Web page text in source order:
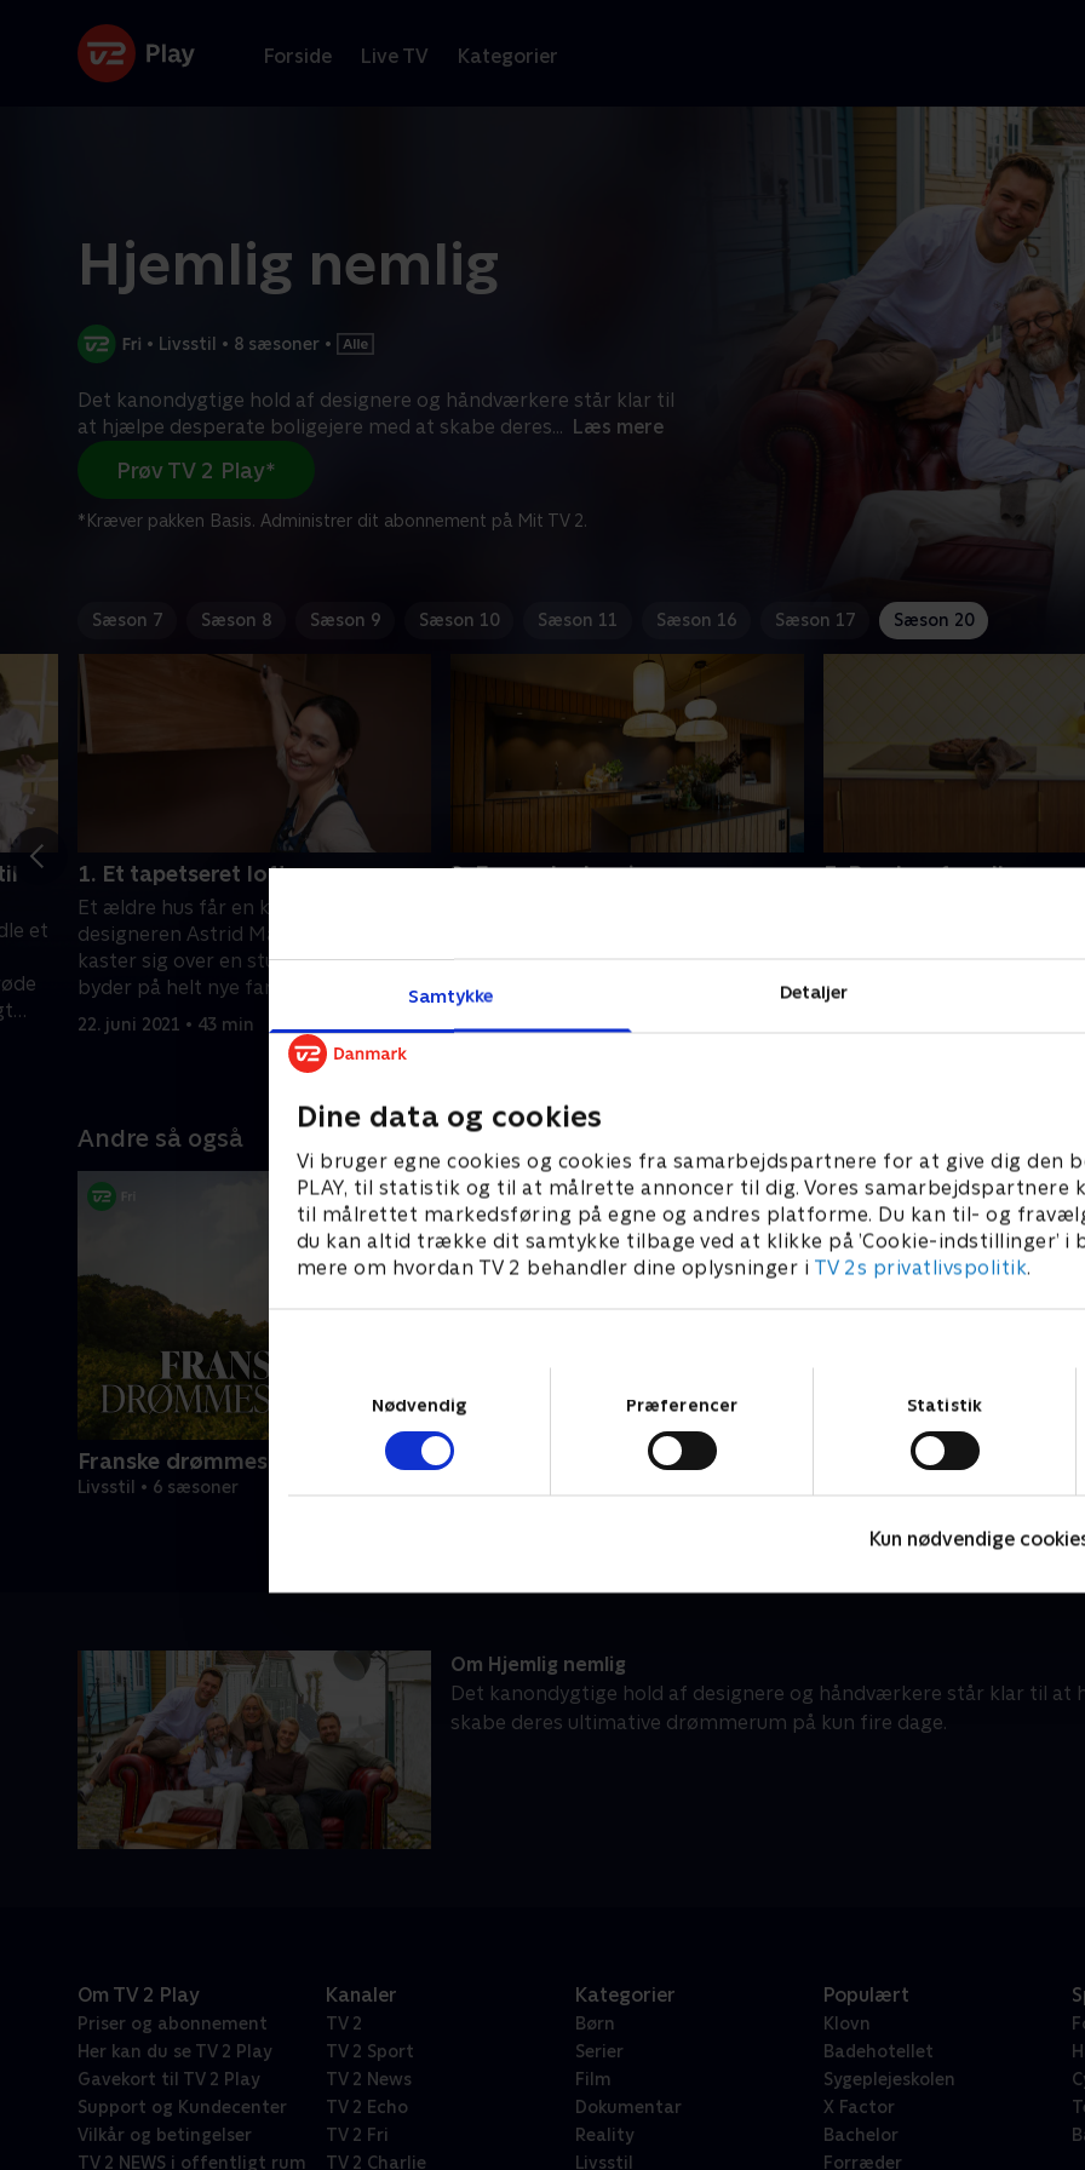
Samtykke Detaljer
Dine data og cookies
Vi bruger egne cookies og cookies fra samarbejdspartnere for at give dig den
PLAY, til statistik og til at målrette annoncer til dig. Vores samarbejdspartnere
til målrettet markedsføring på egne og andres platforme. Du kan til- og
du kan altid trække dit samtykke tilbage ved at klikke på ’Cookie-indstillinger’ i
mere om hvordan TV 2 behandler dine oplysninger i TV 2s privatlivspolitik.
Nødvendig
Præferencer Statistik
Kun nødvendige
Forside Live TV Kategorier
Hjemlig nemlig
• Livsstil • 8 sæsoner •
Det kanondygtige hold af designere og håndværkere står klar til
at hjælpe desperate boligejere med at skabe deres... Læs mere
Prøv TV 2 Play*
*Kræver pakken Basis. Administrer dit abonnement på Mit TV 2.
Sæson 7 Sæson 8 Sæson 9 Sæson 10 Sæson 11 Sæson 16 Sæson 17 Sæson 20
et
1. Et tapetseret loft
Et ældre hus får en kærlig hånd, når
designeren Astrid Marie Sætren
kaster sig over en stuerenovering, der
byder på helt nye farver og en særlig
overraskelse.
22. juni 2021 • 43 min
2. En ny planløsning
et rækkehus og forener
børnefamiliens stue med et åbent
22. juni 2021 • 43 min
3. Bambus for alle
den moderne families
Andre så også
Franske drømmeslotte
Livsstil • 6 sæsoner
Drømmeslot på højkant
Om Hjemlig nemlig
Det kanondygtige hold af designere og håndværkere står klar til
skabe deres ultimative drømmerum på kun fire dage.
Om TV 2 Play
Priser og abonnement
Her kan du se TV 2 Play
Gavekort til TV 2 Play
Support og Kundecenter
Vilkår og betingelser
TV 2 NEWS i offentligt rum
Kanaler
TV 2
TV 2 Sport
TV 2 News
TV 2 Echo
TV 2 Fri
TV 2 Charlie
Kategorier
Børn
Serier
Film
Dokumentar
Reality
Livsstil
Populært
Klovn
Badehotellet
Sygeplejeskolen
X Factor
Bachelor
Forræder